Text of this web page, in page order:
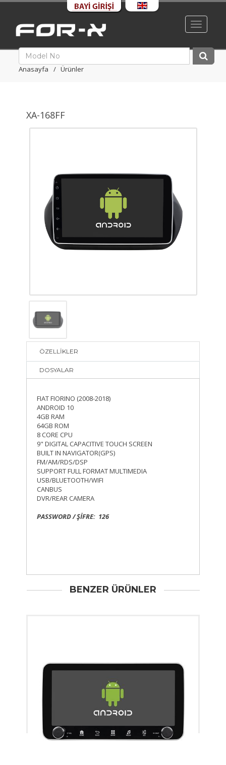
Toggle
Anasayfa Ürünler
XA-168FF
ÖZELLİKLER
DOSYALAR
FIAT FIORINO (2008-2018)
ANDROID 10
4GB RAM
64GB ROM
8 CORE CPU
9" DIGITAL CAPACITIVE TOUCH SCREEN
BUILT IN NAVIGATOR(GPS)
FM/AM/RDS/DSP
SUPPORT FULL FORMAT MULTIMEDIA
USB/BLUETOOTH/WIFI
CANBUS
DVR/REAR CAMERA
PASSWORD / ŞİFRE: 126
BENZER ÜRÜNLER